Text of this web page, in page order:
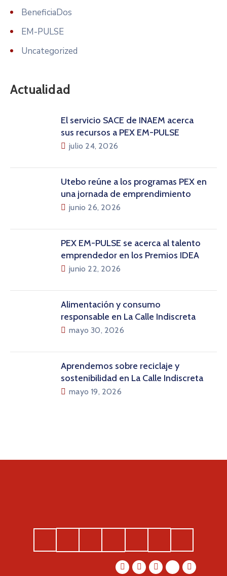
BeneficiaDos
EM-PULSE
Uncategorized
Actualidad
El servicio SACE de INAEM acerca
sus recursos a PEX EM-PULSE
julio 24, 2026
Utebo reúne a los programas PEX en
una jornada de emprendimiento
junio 26, 2026
PEX EM-PULSE se acerca al talento
emprendedor en los Premios IDEA
junio 22, 2026
Alimentación y consumo
responsable en La Calle Indiscreta
mayo 30, 2026
Aprendemos sobre reciclaje y
sostenibilidad en La Calle Indiscreta
mayo 19, 2026